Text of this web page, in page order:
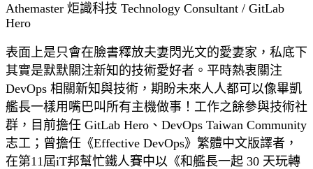
Athemaster 炬識科技 Technology Consultant / GitLab
Hero
表面上是只會在臉書釋放夫妻閃光文的愛妻家，私底下
其實是默默關注新知的技術愛好者。平時熱衷關注
DevOps 相關新知與技術，期盼未來人人都可以像畢凱
艦長一樣用嘴巴叫所有主機做事！工作之餘參與技術社
群，目前擔任 GitLab Hero、DevOps Taiwan Community
志工；曾擔任《Effective DevOps》繁體中文版譯者，
在第11屆iT邦幫忙鐵人賽中以《和艦長一起 30 天玩轉